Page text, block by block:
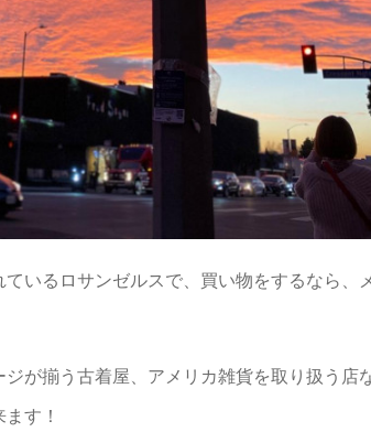
いるロサンゼルスで、買い物をするなら、
が揃う古着屋、アメリカ雑貨を取り扱う店
す！